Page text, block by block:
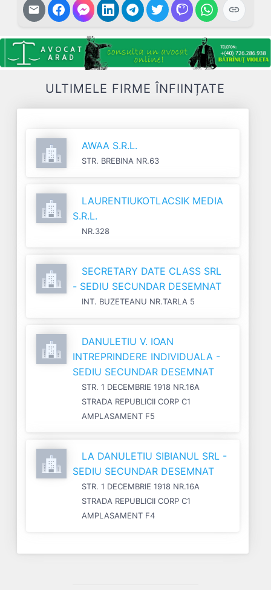
ULTIMELE FIRME ÎNFIINȚATE
AWAA S.R.L.
STR. BREBINA NR.63
LAURENTIUKOTLACSIK MEDIA
S.R.L.
NR.328
SECRETARY DATE CLASS SRL
- SEDIU SECUNDAR DESEMNAT
INT. BUZETEANU NR.TARLA 5
DANULETIU V. IOAN
INTREPRINDERE INDIVIDUALA -
SEDIU SECUNDAR DESEMNAT
STR. 1 DECEMBRIE 1918 NR.16A
STRADA REPUBLICII CORP C1
AMPLASAMENT F5
LA DANULETIU SIBIANUL SRL -
SEDIU SECUNDAR DESEMNAT
STR. 1 DECEMBRIE 1918 NR.16A
STRADA REPUBLICII CORP C1
AMPLASAMENT F4